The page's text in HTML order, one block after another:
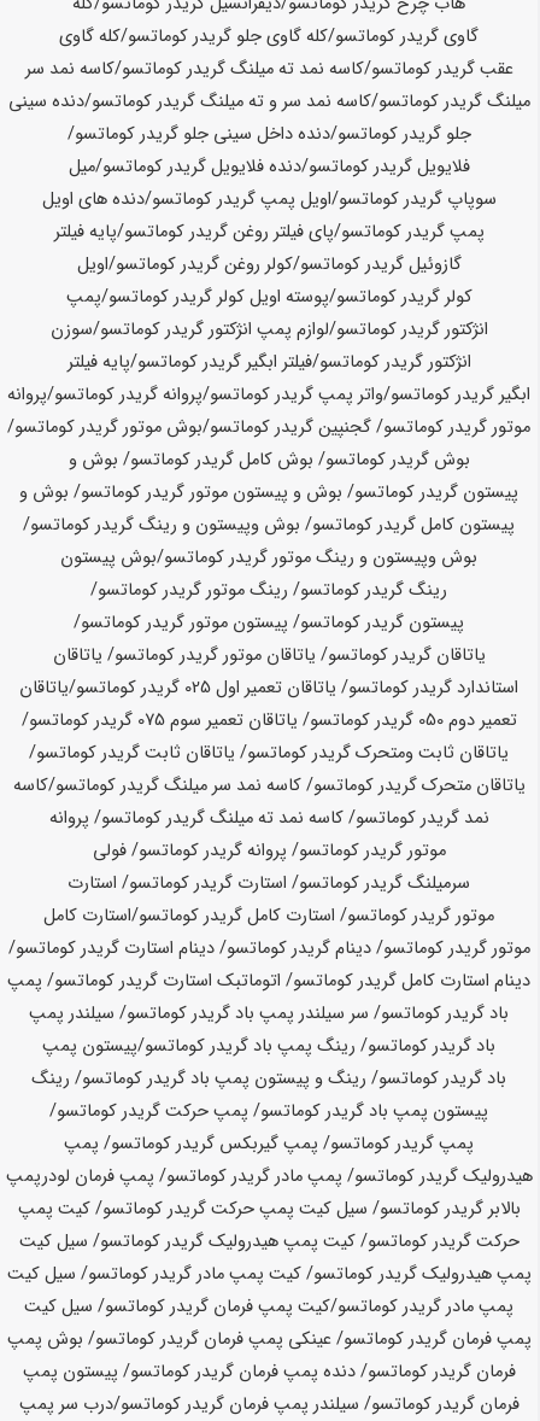
گاوی گریدرکوماتسو/کله گاوی جلو گریدرکوماتسو/کله گاوی
عقب گریدرکوماتسو/کاسه نمد ته میلنگ گریدرکوماتسو/کاسه نمد سر
میلنگ گریدرکوماتسو/کاسه نمد سر و ته میلنگ گریدرکوماتسو/دنده سینی
جلو گریدرکوماتسو/دنده داخل سینی جلو گریدرکوماتسو/
فلایویل گریدرکوماتسو/دنده فلایویل گریدرکوماتسو/میل
سوپاپ گریدرکوماتسو/اویل پمپ گریدرکوماتسو/دنده های اویل
پمپ گریدرکوماتسو/پای فیلتر روغن گریدرکوماتسو/پایه فیلتر
گازوئیل گریدرکوماتسو/کولر روغن گریدرکوماتسو/اویل
کولر گریدرکوماتسو/پوسته اویل کولر گریدرکوماتسو/پمپ
انژکتور گریدرکوماتسو/لوازم پمپ انژکتور گریدرکوماتسو/سوزن
انژکتور گریدرکوماتسو/فیلتر ابگیر گریدرکوماتسو/پایه فیلتر
ابگیر گریدرکوماتسو/واتر پمپ گریدرکوماتسو/پروانه گریدرکوماتسو/پروانه
موتور گریدرکوماتسو/ گجنپین گریدرکوماتسو/بوش موتور گریدرکوماتسو/
بوش گریدرکوماتسو/ بوش کامل گریدرکوماتسو/ بوش و
پیستون گریدرکوماتسو/ بوش و پیستون موتور گریدرکوماتسو/ بوش و
پیستون کامل گریدرکوماتسو/ بوش وپیستون و رینگ گریدرکوماتسو/
بوش وپیستون و رینگ موتور گریدرکوماتسو/بوش پیستون
رینگ گریدرکوماتسو/ رینگ موتور گریدرکوماتسو/
پیستون گریدرکوماتسو/ پیستون موتور گریدرکوماتسو/
یاتاقان گریدرکوماتسو/ یاتاقان موتور گریدرکوماتسو/ یاتاقان
استاندارد گریدرکوماتسو/ یاتاقان تعمیر اول 025 گریدر کوماتسو/یاتاقان
تعمیر دوم 050 گریدر
کوماتسو/ یاتاقان تعمیر سوم 075 گریدر کوماتسو/
یاتاقان ثابت ومتحرک گریدرکوماتسو/ یاتاقان ثابت گریدرکوماتسو/
یاتاقان متحرک گریدرکوماتسو/ کاسه نمد سر میلنگ گریدرکوماتسو/کاسه
نمد گریدرکوماتسو/ کاسه نمد ته میلنگ گریدرکوماتسو/ پروانه
موتور گریدرکوماتسو/ پروانه گریدرکوماتسو/ فولی
سرمیلنگ گریدرکوماتسو/ استارت گریدرکوماتسو/ استارت
موتور گریدرکوماتسو/ استارت کامل گریدرکوماتسو/استارت کامل
موتور گریدرکوماتسو/ دینام گریدرکوماتسو/ دینام استارت گریدرکوماتسو/
دینام استارت کامل گریدرکوماتسو/ اتوماتبک استارت گریدرکوماتسو/ پمپ
باد گریدرکوماتسو/ سر سیلندر پمپ باد گریدرکوماتسو/ سیلندر پمپ
باد گریدرکوماتسو/ رینگ پمپ باد گریدرکوماتسو/پیستون پمپ
باد گریدرکوماتسو/ رینگ و پیستون پمپ باد گریدرکوماتسو/ رینگ
پیستون پمپ باد گریدرکوماتسو/ پمپ حرکت گریدرکوماتسو/
پمپ گریدرکوماتسو/ پمپ گیربکس گریدرکوماتسو/ پمپ
هیدرولیک گریدرکوماتسو/ پمپ مادر گریدرکوماتسو/ پمپ فرمان لودرپمپ
بالابر گریدرکوماتسو/ سیل کیت پمپ حرکت گریدرکوماتسو/ کیت پمپ
حرکت گریدرکوماتسو/ کیت پمپ هیدرولیک گریدرکوماتسو/ سیل کیت
پمپ هیدرولیک گریدرکوماتسو/ کیت پمپ مادر گریدرکوماتسو/ سیل کیت
پمپ مادر گریدرکوماتسو/کیت پمپ فرمان گریدرکوماتسو/ سیل کیت
پمپ فرمان گریدرکوماتسو/ عینکی پمپ فرمان گریدرکوماتسو/ بوش پمپ
فرمان گریدرکوماتسو/ دنده پمپ فرمان گریدرکوماتسو/ پیستون پمپ
فرمان گریدرکوماتسو/ سیلندر پمپ فرمان گریدرکوماتسو/درب سر پمپ